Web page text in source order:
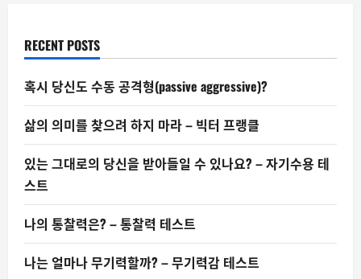
적
해
석
RECENT POSTS
혹시 당신도 수동 공격형(passive aggressive)?
삶의 의미를 찾으려 하지 마라 – 빅터 프랭클
있는 그대로의 당신을 받아들일 수 있나요? – 자기수용 테
스트
나의 통찰력은? – 통찰력 테스트
나는 얼마나 무기력할까? – 무기력감 테스트